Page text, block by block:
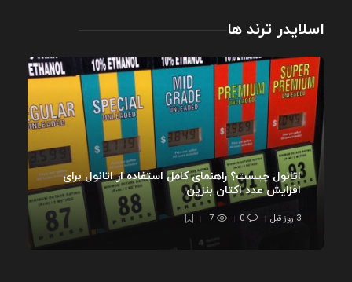
اسلایدر ترند ها
اتانول چیست؟ راهنمای کامل استفاده از اتانول برای
افزایش عدد اکتان بنزین
3 روز قبل 0
7